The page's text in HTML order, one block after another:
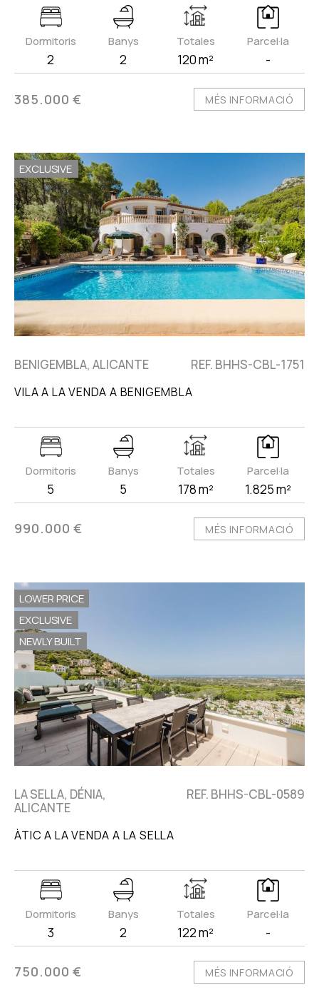
Dormitoris
2
Banys
2
Totales
120 m²
Parcel·la
-
385.000 € MÉS INFORMACIÓ
EXCLUSIVE
BENIGEMBLA, ALICANTE REF. BHHS-CBL-1751
VILA A LA VENDA A BENIGEMBLA
Dormitoris
5
Banys
5
Totales
178 m²
Parcel·la
1.825 m²
990.000 € MÉS INFORMACIÓ
LOWER PRICE
EXCLUSIVE
NEWLY BUILT
LA SELLA, DÉNIA,
ALICANTE
REF. BHHS-CBL-0589
ÀTIC A LA VENDA A LA SELLA
Dormitoris
3
Banys
2
Totales
122 m²
Parcel·la
-
750.000 € MÉS INFORMACIÓ